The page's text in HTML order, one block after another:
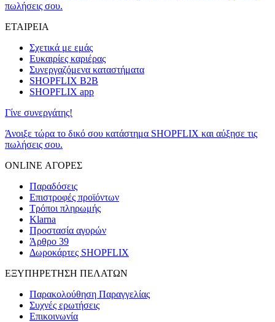
πωλήσεις σου.
ΕΤΑΙΡΕΙΑ
Σχετικά με εμάς
Ευκαιρίες καριέρας
Συνεργαζόμενα καταστήματα
SHOPFLIX B2B
SHOPFLIX app
Γίνε συνεργάτης!
Άνοιξε τώρα το δικό σου κατάστημα SHOPFLIX και αύξησε τις
πωλήσεις σου.
ONLINE ΑΓΟΡΕΣ
Παραδόσεις
Επιστροφές προϊόντων
Τρόποι πληρωμής
Klarna
Προστασία αγορών
Άρθρο 39
Δωροκάρτες SHOPFLIX
ΕΞΥΠΗΡΕΤΗΣΗ ΠΕΛΑΤΩΝ
Παρακολούθηση Παραγγελίας
Συχνές ερωτήσεις
Επικοινωνία